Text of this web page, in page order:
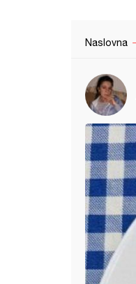
Naslovna